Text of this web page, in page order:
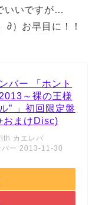
いいですが…
）お早目に！！
バー 「ホント
～裸の王様
” 」初回限定盤
おまけDisc)
カエレバ
バー 2013-11-30